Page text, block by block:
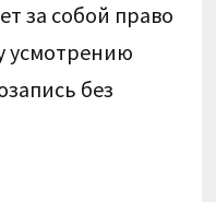
за собой право
усмотрению
без